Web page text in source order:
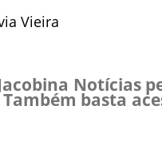
Vieira
Notícias
basta